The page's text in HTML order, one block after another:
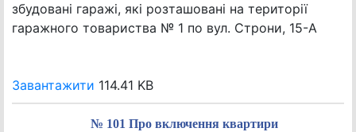
збудовані гаражі, які розташовані на території
гаражного товариства № 1 по вул. Строни, 15-А
Завантажити 114.41 KB
№ 101 Про включення квартири